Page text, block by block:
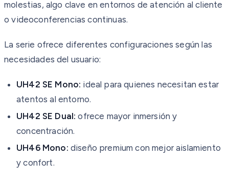
molestias, algo clave en entornos de atención al cliente
o videoconferencias continuas.
La serie ofrece diferentes configuraciones según las
necesidades del usuario:
UH42 SE Mono: ideal para quienes necesitan estar
atentos al entorno.
UH42 SE Dual: ofrece mayor inmersión y
concentración.
UH46 Mono: diseño premium con mejor aislamiento
y confort.